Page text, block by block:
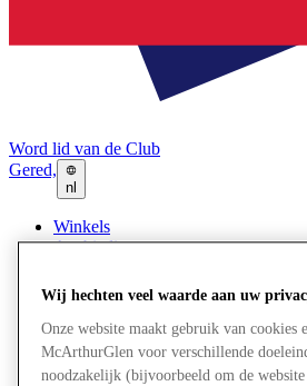
Word lid van de Club
Gered,
nl
Winkels
Aanbiedingen
Wat is er aan
Eet & Drink
Cadeaubonnen
Diensten
Bestemmingsgids
Wij hechten veel waarde aan uw
Onze website maakt gebruik van cookies
McArthurGlen voor verschillende
noodzakelijk (bijvoorbeeld om de